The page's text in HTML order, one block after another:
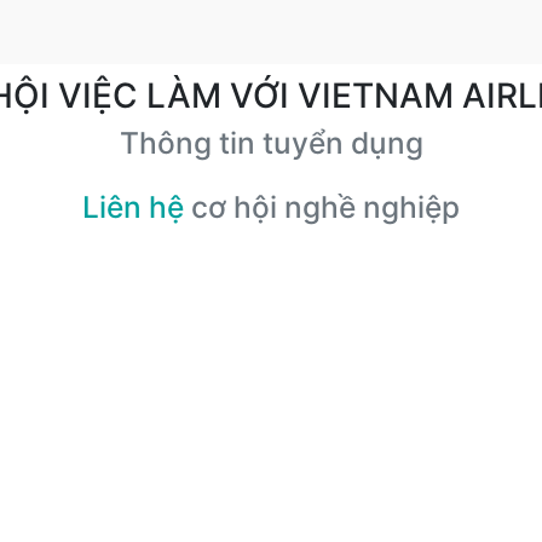
VIỆC LÀM VỚI VIETNAM
Thông tin tuyển dụng
Liên hệ cơ hội nghề nghiệp